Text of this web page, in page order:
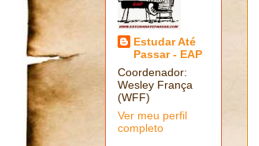
Estudar Até
Passar - EAP
Coordenador:
Wesley França
(WFF)
Ver meu perfil
completo